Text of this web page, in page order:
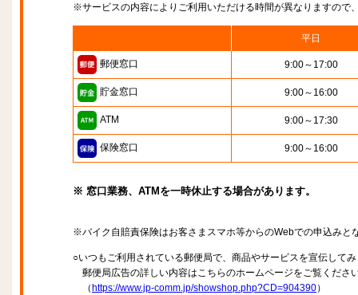
※サービスの内容によりご利用いただける時間が異なりますので
平日
郵便窓口 9:00～17:00
貯金窓口 9:00～16:00
ATM 9:00～17:30
保険窓口 9:00～16:00
※ 窓口業務、ATMを一時休止する場合があります。
※バイク自賠責保険はお客さまスマホ等からのWebでの申込みと
○いつもご利用されている郵便局で、商品やサービスを宣伝して
郵便局広告の詳しい内容はこちらのホームページをご覧くださ
（ https://www.jp-comm.jp/showshop.php?CD=904390）